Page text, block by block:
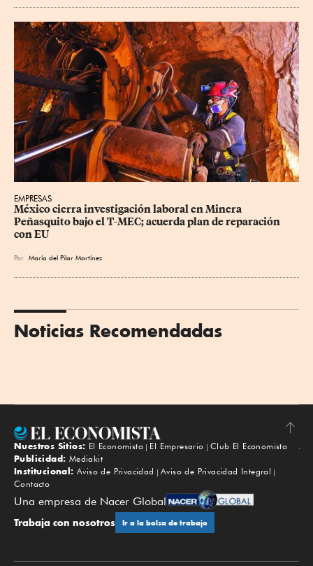
EMPRESAS
México cierra investigación laboral en Minera
Peñasquito bajo el T-MEC; acuerda plan de reparación
con EU
Por María del Pilar Martínez
Noticias Recomendadas
Subir
Nuestros Sitios: El Economista El Empresario
Club El Economista
Publicidad: Mediakit
Institucional: Aviso de Privacidad
Aviso de Privacidad Integral
Contacto
Una empresa de Nacer Global
Trabaja con nosotros Ir a la bolsa de trabajo